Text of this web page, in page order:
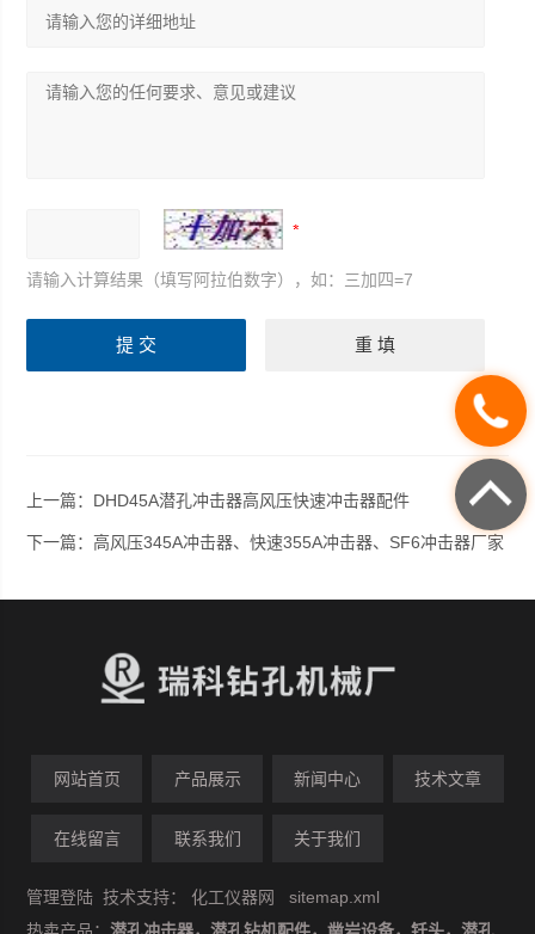
请输入计算结果（填写阿拉伯数字），如：三加四=7
上一篇： DHD45A潜孔冲击器高风压快速冲击器配件
下一篇：高风压345A冲击器、快速355A冲击器、SF6冲击器厂家
网站首页 产品展示 新闻中心 技术文章
在线留言 联系我们 关于我们
管理登陆 技术支持：化工仪器网
sitemap.xml
热卖产品：潜孔冲击器，潜孔钻机配件，凿岩设备，钎头，潜孔